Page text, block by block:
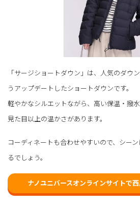
「サージショートダウン」は、人気のダウ
うアップデートしたショートダウンです。
軽やかなシルエットながら、高い保温・撥
見た目以上の温かさがあります。
コーディネートも合わせやすいので、シー
るでしょう。
ナノユニバースオンラインサイトで